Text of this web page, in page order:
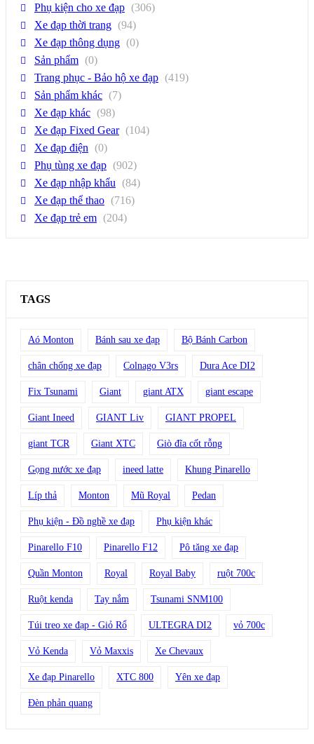
Phụ kiện cho xe đạp (306)
Xe đạp thời trang (94)
Xe đạp thông dụng (0)
Sản phẩm (0)
Trang phục - Bảo hộ xe đạp (419)
Sản phẩm khác (7)
Xe đạp khác (98)
Xe đạp Fixed Gear (104)
Xe đạp điện (0)
Phụ tùng xe đạp (902)
Xe đạp nhập khẩu (84)
Xe đạp thể thao (716)
Xe đạp trẻ em (204)
TAGS
Aó Monton Bánh sau xe đạp Bộ Bánh Carbon
chân chống xe đạp Colnago V3rs Dura Ace DI2
Fix Tsunami Giant giant ATX giant escape
Giant Ineed GIANT Liv GIANT PROPEL
giant TCR Giant XTC Giò đĩa cốt rỗng
Gọng nước xe đạp ineed latte Khung Pinarello
Líp thả Monton Mũ Royal Pedan
Phụ kiện - Đồ nghề xe đạp Phụ kiện khác
Pinarello F10 Pinarello F12 Pô tăng xe đạp
Quần Monton Royal Royal Baby ruột 700c
Ruột kenda Tay nắm Tsunami SNM100
Túi treo xe đạp - Giỏ Rổ ULTEGRA DI2 vỏ 700c
Vỏ Kenda Vỏ Maxxis Xe Chevaux
Xe đạp Pinarello XTC 800 Yên xe đạp
Đèn phản quang